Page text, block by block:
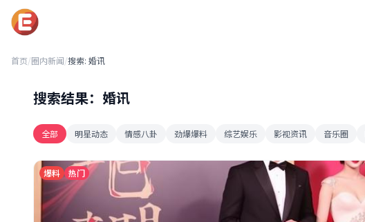
首页/圈内新闻/搜索: 婚讯
搜索结果：婚讯
全部 明星动态 情感八卦 劲爆爆料 综艺娱乐 影视资讯 音乐圈
爆料 热门